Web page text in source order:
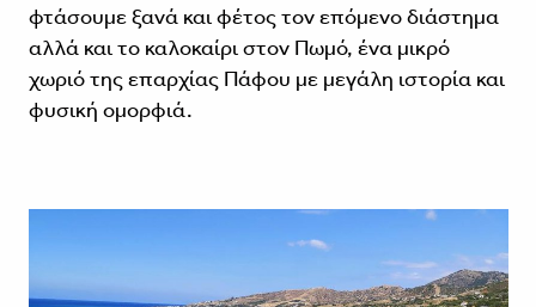
φτάσουμε ξανά και φέτος τον επόμενο διάστημα
αλλά και το καλοκαίρι στον Πωμό, ένα μικρό
χωριό της επαρχίας Πάφου με μεγάλη ιστορία και
φυσική ομορφιά.